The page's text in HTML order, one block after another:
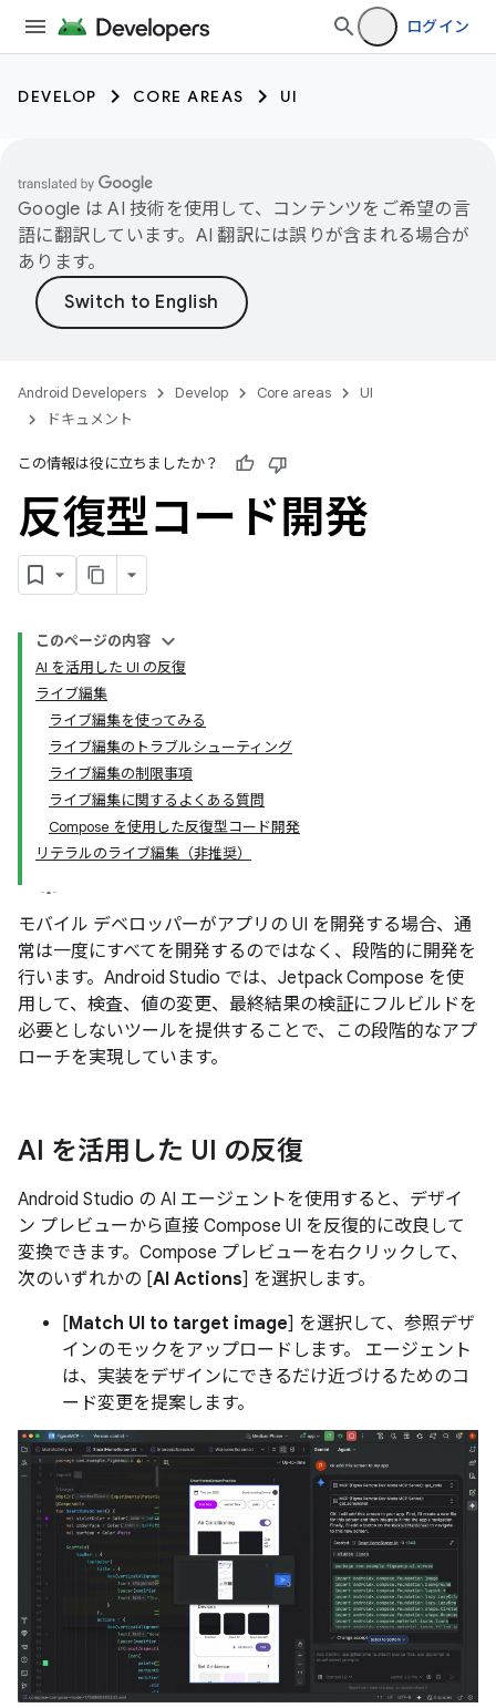
ログイン
DEVELOP CORE AREAS UI
Google は AI 技術を使用して、コンテンツをご希望の言
語に翻訳しています。AI 翻訳には誤りが含まれる場合が
あります。
Android Developers Develop Core areas
UI
ドキュメント
この情報は役に立ちましたか？
反復型コード開発
このページの内容
AI を活用した UI の反復
ライブ編集
ライブ編集を使ってみる
ライブ編集のトラブルシューティング
ライブ編集の制限事項
ライブ編集に関するよくある質問
Compose を使用した反復型コード開発
リテラルのライブ編集（非推奨）
モバイル デベロッパーがアプリの UI を開発する場合、通
常は一度にすべてを開発するのではなく、段階的に開発を
行います。Android Studio では、Jetpack Compose を使
用して、検査、値の変更、最終結果の検証にフルビルドを
必要としないツールを提供することで、この段階的なアプ
ローチを実現しています。
AI を活用した UI の反復
Android Studio の AI エージェントを使用すると、デザイ
ン プレビューから直接 Compose UI を反復的に改良して
変換できます。Compose プレビューを右クリックして、
次のいずれかの [AI Actions] を選択します。
[Match UI to target image] を選択して、参照デザ
インのモックをアップロードします。 エージェント
は、実装をデザインにできるだけ近づけるためのコ
ード変更を提案します。